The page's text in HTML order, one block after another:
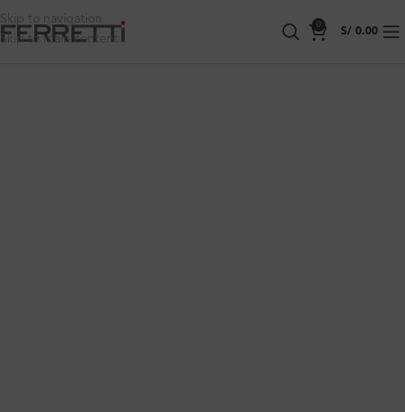
Skip to navigation
Skip to main content
0
S/ 0.00